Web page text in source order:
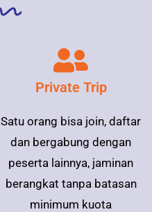
Private Trip
Satu orang bisa join, daftar
dan bergabung dengan
peserta lainnya, jaminan
berangkat tanpa batasan
minimum kuota